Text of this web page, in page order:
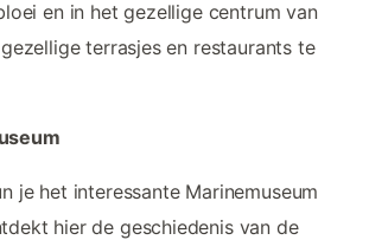
en in het gezellige centrum van
terrasjes en restaurants te
je het interessante Marinemuseum
hier de geschiedenis van de